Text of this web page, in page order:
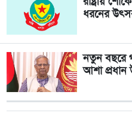
ধরনের
নতুন বছরে
আশা প্রধান